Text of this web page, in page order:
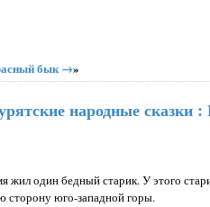
бык →»
народные сказки :
жил один бедный старик. У этого
сторону юго-западной горы.